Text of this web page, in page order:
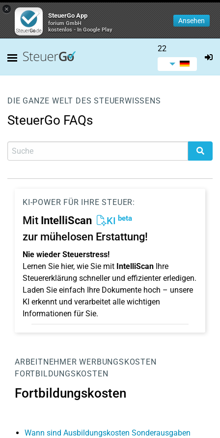
×
SteuerGo App
forium GmbH
kostenlos - In Google Play
Ansehen
22
DIE GANZE WELT DES STEUERWISSENS
SteuerGo FAQs
KI-POWER FÜR IHRE STEUER:
Mit IntelliScan KI beta
zur mühelosen Erstattung!
Nie wieder Steuerstress!
Lernen Sie hier, wie Sie mit IntelliScan Ihre
Steuererklärung schneller und effizienter erledigen.
Laden Sie einfach Ihre Dokumente hoch – unsere
KI erkennt und verarbeitet alle wichtigen
Informationen für Sie.
ARBEITNEHMER WERBUNGSKOSTEN
FORTBILDUNGSKOSTEN
Fortbildungskosten
Wann sind Ausbildungskosten Sonderausgaben